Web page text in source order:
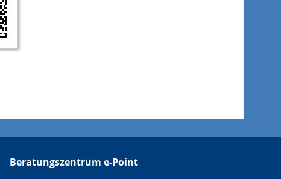
Beratungszentrum e-Point